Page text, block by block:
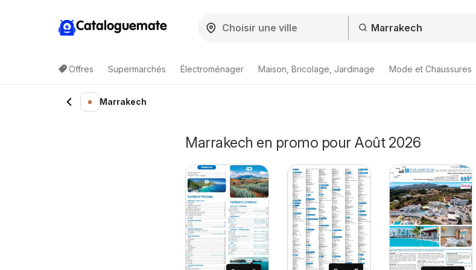
Cataloguemate
Offres Supermarchés Électroménager Maison, Bricolage, Jardinage Mode et Chaussures
Marrakech
Marrakech en promo pour Août 2026